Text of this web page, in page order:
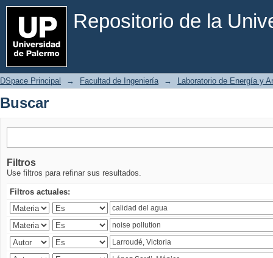
Repositorio de la
Buscar
DSpace Principal → Facultad de Ingeniería → Laboratorio de Energía y
Buscar
Filtros
Use filtros para refinar sus resultados.
Filtros actuales: